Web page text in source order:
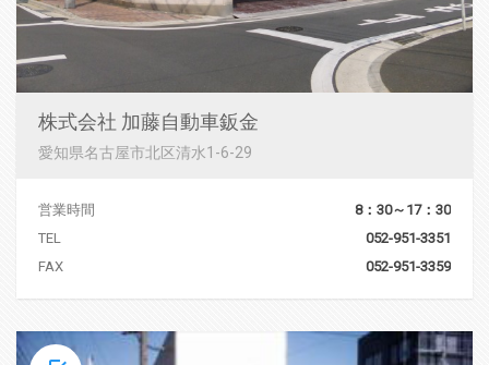
株式会社 加藤自動車鈑金
愛知県名古屋市北区清水1-6-29
営業時間
8：30～17：30
TEL
052-951-3351
FAX
052-951-3359